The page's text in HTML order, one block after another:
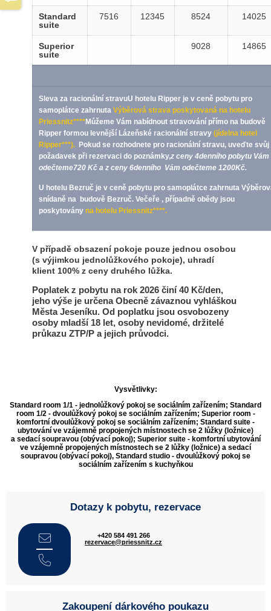
Standard
suite
7516 12345 8524 14025
Superior
suite
9028 14865
Sleva za racionální stravuU hotelu Ripper je v ceně pobytu pro
samoplátce zahrnuta Výběrová strava poskytovaná na hotelu
Priessnitz****Můžeme Vám nabídnout stravování přímo na budově
Ripper formou levnější Lázeňské racionální stravy (jídelna hotel
Ripper***). Pokud se rozhodnete pro racionální stravu, uveďte svůj
požadavek při rezervaci do poznámky,z ceny 4denního pobytu Vám
odečteme720 Kč a z ceny 6denního Vám odečteme 1200Kč.
U hotelu Bezruč je v ceně pobytu pro samoplátce zahrnuta
snídaně na budově Bezruč. Večeře , případně obědy jsou
poskytovány na hotelu Priessnitz****.
V případě obsazení pokoje pouze jednou osobou
(s výjimkou jednolůžkového pokoje), uhradí
klient 100% z ceny druhého lůžka.
Poplatek z pobytu na rok 2026 činí 40 Kč/den,
jeho výše je určena Obecně závaznou vyhláškou
Města Jeseníku. Od poplatku jsou osvobozeny
osoby mladší 18 let, osoby nevidomé, držitelé
průkazu ZTP/P a jejich průvodci.
Vysvětlivky:
Standard room 1/1 - jednolůžkový pokoj se sociálním zařízením; Standard
room 1/2- dvoulůžkový pokoj se sociálním zařízením; Superior room -
komfortní dvoulůžkový pokoj se sociálním zařízením; Standard suite -
ubytování ve vzájemně propojených místnostech se 2 lůžky (ložnice)
a sedací soupravou (obývací pokoj); Superior suite- komfortní ubytování
ve vzájemně propojených místnostech se 2 lůžky (ložnice) a sedací
soupravou (obývací pokoj), Standard studio - dvoulůžkový pokoj se
sociálním zařízením s kuchyňkou
Dotazy k pobytu, rezervace
+420 584 491 266
rezervace@priessnitz.cz
Zakoupení dárkového poukazu